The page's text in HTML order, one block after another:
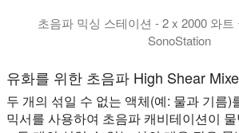
초음파 믹싱 스테이션 - 2 x 2000 와
SonoStation
유화를 위한 초음파 High Shear
두 개의 섞일 수 없는 액체(예: 물과 기름)
믹서를 사용하여 초음파 캐비테이션이